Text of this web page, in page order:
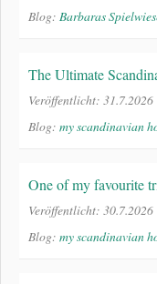
Blog: Barbaras
The Ultimate
Veröffentlicht: 31.7.2026
Blog: my scandinavian
One of my favourite
Veröffentlicht: 30.7.2026
Blog: my scandinavian